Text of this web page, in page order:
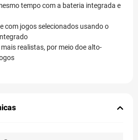
tempo com a bateria integrada e
com jogos selecionados usando o
realistas, por meio doe alto-